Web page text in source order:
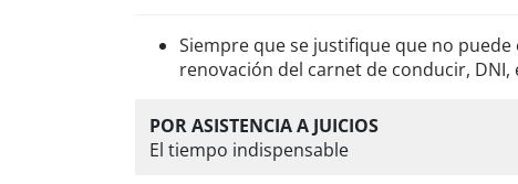
Siempre que se justifique que no
renovación del carnet de conducir, DNI,
POR ASISTENCIA A JUICIOS
El tiempo indispensable